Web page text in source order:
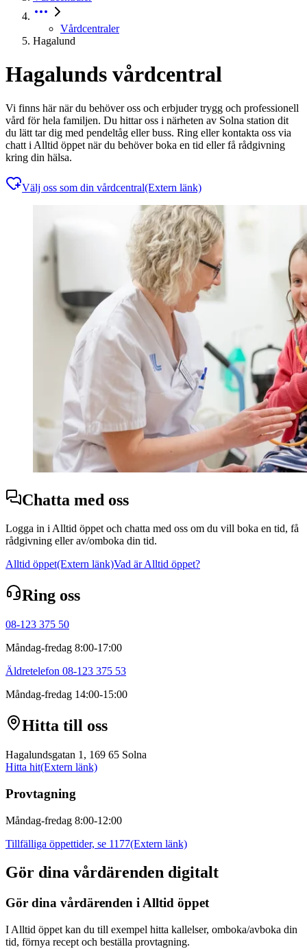
Vårdcentraler
Hagalund
Hagalunds vårdcentral
Vi finns här när du behöver oss och erbjuder trygg och professionell
vård för hela familjen. Du hittar oss i närheten av Solna station dit
du lätt tar dig med pendeltåg eller buss. Ring eller kontakta oss via
chatt i Alltid öppet när du behöver boka en tid eller få rådgivning
kring din hälsa.
Välj oss som din vårdcentral(Extern länk)
Chatta med oss
Logga in i Alltid öppet och chatta med oss om du vill boka en tid, få
rådgivning eller av/omboka din tid.
Alltid öppet(Extern länk)Vad är Alltid öppet?
Ring oss
08-123 375 50
Måndag-fredag 8:00-17:00
Äldretelefon 08-123 375 53
Måndag-fredag 14:00-15:00
Hitta till oss
Hagalundsgatan 1, 169 65 Solna
Hitta hit(Extern länk)
Provtagning
Måndag-fredag 8:00-12:00
Tillfälliga öppettider, se 1177(Extern länk)
Gör dina vårdärenden digitalt
Gör dina vårdärenden i Alltid öppet
I Alltid öppet kan du till exempel hitta kallelser, omboka/avboka din
tid, förnya recept och beställa provtagning.